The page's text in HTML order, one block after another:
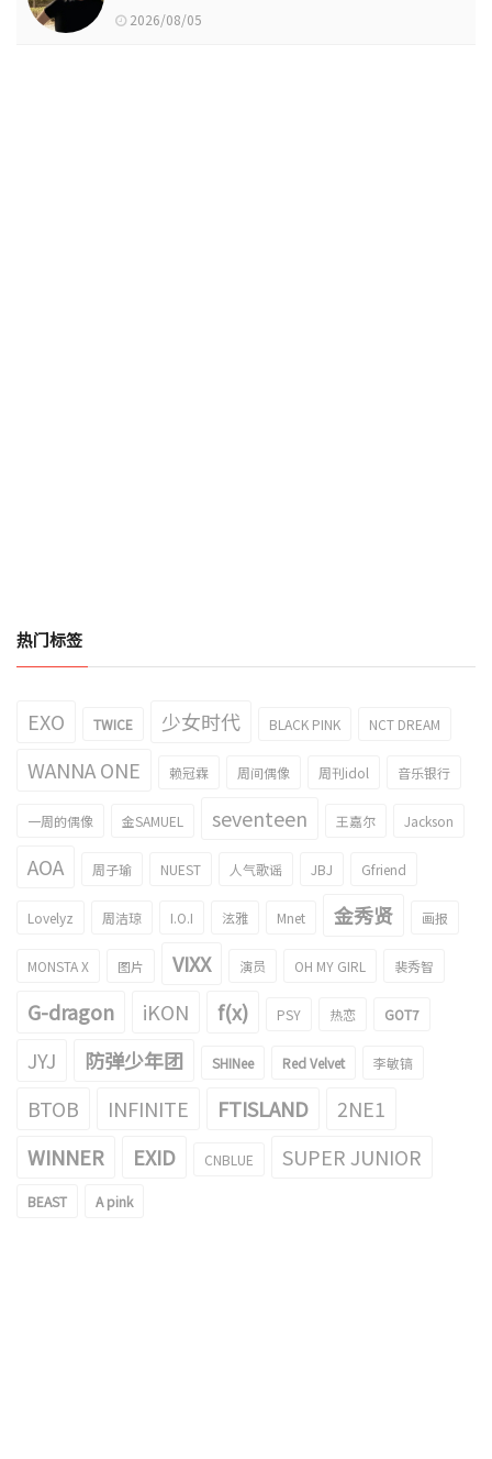
2026/08/05
热门标签
EXO TWICE 少女时代 BLACK PINK NCT DREAM
WANNA ONE 赖冠霖 周间偶像 周刊idol 音乐银行
一周的偶像 金SAMUEL seventeen 王嘉尔 Jackson
AOA 周子瑜 NUEST 人气歌谣 JBJ Gfriend
Lovelyz 周洁琼 I.O.I 泫雅 Mnet 金秀贤 画报
MONSTA X 图片 VIXX 演员 OH MY GIRL 裴秀智
G-dragon iKON f(x) PSY 热恋 GOT7
JYJ 防弹少年团 SHINee Red Velvet 李敏镐
BTOB INFINITE FTISLAND
2NE1
WINNER
EXID CNBLUE SUPER JUNIOR
BEAST A pink